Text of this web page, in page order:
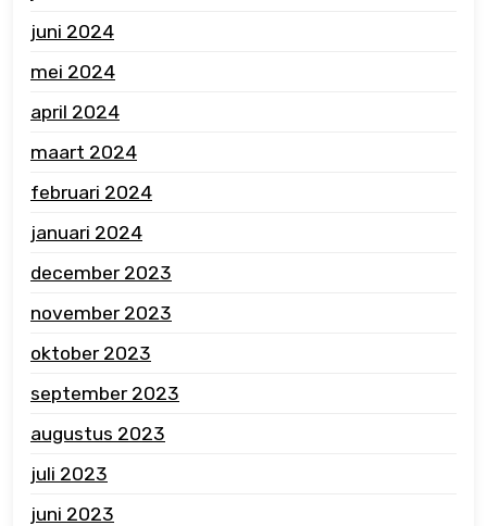
juni 2024
mei 2024
april 2024
maart 2024
februari 2024
januari 2024
december 2023
november 2023
oktober 2023
september 2023
augustus 2023
juli 2023
juni 2023